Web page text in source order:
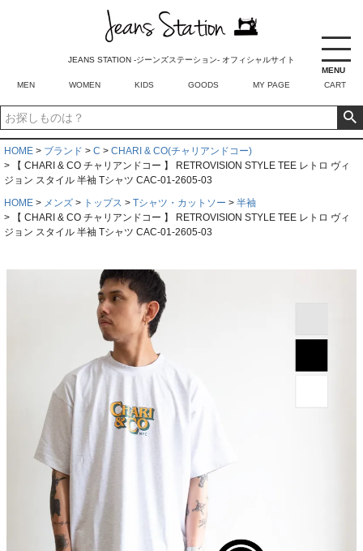
MENU
JEANS STATION -ジーンズステーション- オフィシャルサイト
MEN WOMEN KIDS GOODS MY PAGE CART
HOME ブランド C
CHARI & CO(チャリアンドコー)
【 CHARI & CO チャリアンドコー 】 RETROVISION STYLE TEE レトロ ヴィ
ジョン スタイル 半袖 Tシャツ CAC-01-2605-03
HOME
メンズ トップス Tシャツ・カットソー
半袖
【 CHARI & CO チャリアンドコー 】 RETROVISION STYLE TEE レトロ ヴィ
ジョン スタイル 半袖 Tシャツ CAC-01-2605-03